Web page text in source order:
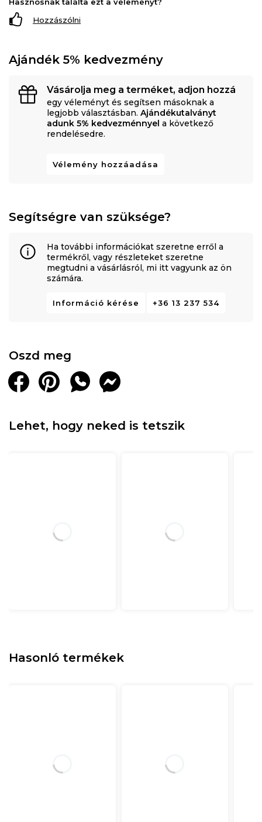
Hozzászólni
Ajándék 5% kedvezmény
Vásárolja meg a terméket, adjon hozzá
egy véleményt és segítsen másoknak a
legjobb választásban. Ajándékutalványt
adunk 5% kedvezménnyel a következő
rendelésedre.
Vélemény hozzáadása
Segítségre van szüksége?
Ha további információkat szeretne erről a
termékről, vagy részleteket szeretne
megtudni a vásárlásról, mi itt vagyunk az ön
számára.
Információ kérése +36 13 237 534
Oszd meg
Lehet, hogy neked is tetszik
Hasonló termékek